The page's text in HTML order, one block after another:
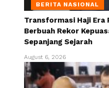
BERITA NASIONAL
Transformasi Haji Era
Berbuah Rekor
Sepanjang Sejarah
August 6, 2026